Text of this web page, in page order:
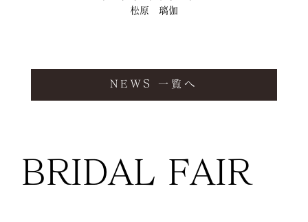
松原　璃伽
NEWS 一覧へ
BRIDAL FAIR